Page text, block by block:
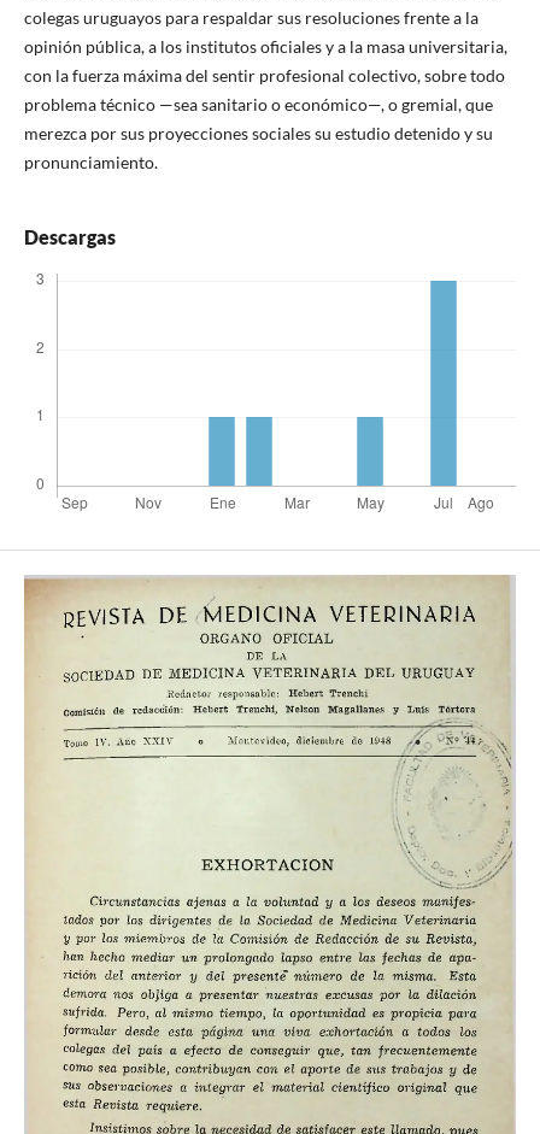
colegas uruguayos para respaldar sus resoluciones frente a la
opinión pública, a los institutos oficiales y a la masa universitaria,
con la fuerza máxima del sentir profesional colectivo, sobre todo
problema técnico —sea sanitario o económico—, o gremial, que
merezca por sus proyecciones sociales su estudio detenido y su
pronunciamiento.
Descargas